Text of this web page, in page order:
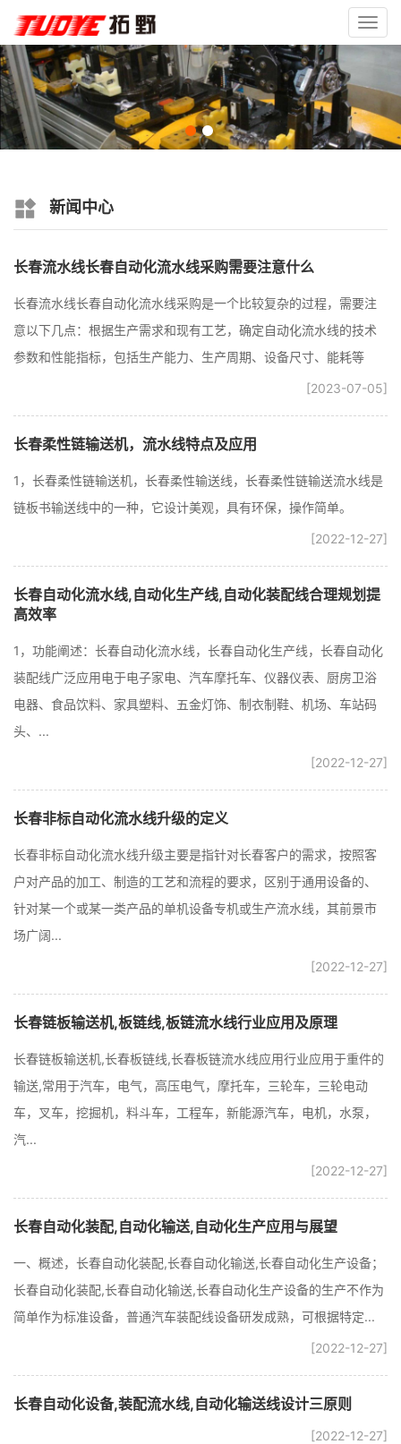
新闻中心
长春流水线长春自动化流水线采购需要注意什么
长春流水线长春自动化流水线采购是一个比较复杂的过程，需要注
意以下几点：根据生产需求和现有工艺，确定自动化流水线的技术
参数和性能指标，包括生产能力、生产周期、设备尺寸、能耗等
[2023-07-05]
长春柔性链输送机，流水线特点及应用
1，长春柔性链输送机，长春柔性输送线，长春柔性链输送流水线是
链板书输送线中的一种，它设计美观，具有环保，操作简单。
[2022-12-27]
长春自动化流水线,自动化生产线,自动化装配线合理规划提
高效率
1，功能阐述：长春自动化流水线，长春自动化生产线，长春自动化
装配线广泛应用电于电子家电、汽车摩托车、仪器仪表、厨房卫浴
电器、食品饮料、家具塑料、五金灯饰、制衣制鞋、机场、车站码
头、...
[2022-12-27]
长春非标自动化流水线升级的定义
长春非标自动化流水线升级主要是指针对长春客户的需求，按照客
户对产品的加工、制造的工艺和流程的要求，区别于通用设备的、
针对某一个或某一类产品的单机设备专机或生产流水线，其前景市
场广阔...
[2022-12-27]
长春链板输送机,板链线,板链流水线行业应用及原理
长春链板输送机,长春板链线,长春板链流水线应用行业应用于重件的
输送,常用于汽车，电气，高压电气，摩托车，三轮车，三轮电动
车，叉车，挖掘机，料斗车，工程车，新能源汽车，电机，水泵，
汽...
[2022-12-27]
长春自动化装配,自动化输送,自动化生产应用与展望
一、概述，长春自动化装配,长春自动化输送,长春自动化生产设备；
长春自动化装配,长春自动化输送,长春自动化生产设备的生产不作为
简单作为标准设备，普通汽车装配线设备研发成熟，可根据特定...
[2022-12-27]
长春自动化设备,装配流水线,自动化输送线设计三原则
[2022-12-27]